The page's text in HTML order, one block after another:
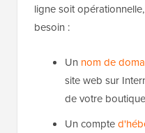
ligne soit
besoin :
Un nom de
site web sur
de votre
Un compte